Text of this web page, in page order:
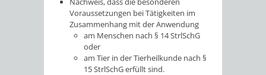
Voraussetzungen bei Tätigkeiten im
Zusammenhang mit der Anwendung
am Menschen nach § 14 StrlSchG
oder
am Tier in der Tierheilkunde nach §
15 StrlSchG erfüllt sind.